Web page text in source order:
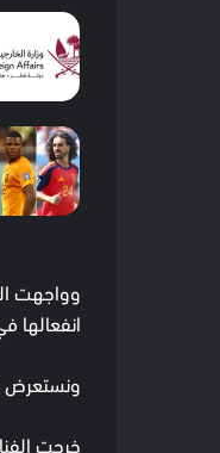
وواجهت
انفعالها
ونستعرض
خرجت